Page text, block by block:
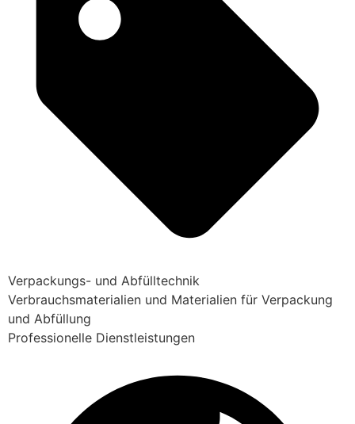
Verpackungs- und Abfülltechnik
Verbrauchsmaterialien und Materialien für Verpackung
und Abfüllung
Professionelle Dienstleistungen